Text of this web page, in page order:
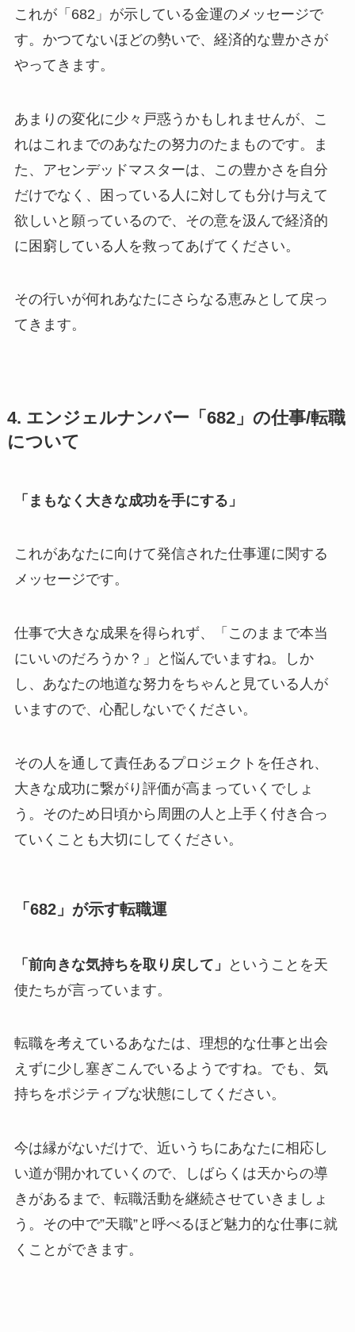
これが「682」が示している金運のメッセージで
す。かつてないほどの勢いで、経済的な豊かさが
やってきます。
あまりの変化に少々戸惑うかもしれませんが、こ
れはこれまでのあなたの努力のたまものです。ま
た、アセンデッドマスターは、この豊かさを自分
だけでなく、困っている人に対しても分け与えて
欲しいと願っているので、その意を汲んで経済的
に困窮している人を救ってあげてください。
その行いが何れあなたにさらなる恵みとして戻っ
てきます。
4. エンジェルナンバー「682」の仕事/転職
について
「まもなく大きな成功を手にする」
これがあなたに向けて発信された仕事運に関する
メッセージです。
仕事で大きな成果を得られず、「このままで本当
にいいのだろうか？」と悩んでいますね。しか
し、あなたの地道な努力をちゃんと見ている人が
いますので、心配しないでください。
その人を通して責任あるプロジェクトを任され、
大きな成功に繋がり評価が高まっていくでしょ
う。そのため日頃から周囲の人と上手く付き合っ
ていくことも大切にしてください。
「682」が示す転職運
「前向きな気持ちを取り戻して」
ということを天
使たちが言っています。
転職を考えているあなたは、理想的な仕事と出会
えずに少し塞ぎこんでいるようですね。でも、気
持ちをポジティブな状態にしてください。
今は縁がないだけで、近いうちにあなたに相応し
い道が開かれていくので、しばらくは天からの導
きがあるまで、転職活動を継続させていきましょ
う。その中で”天職”と呼べるほど魅力的な仕事に就
くことができます。